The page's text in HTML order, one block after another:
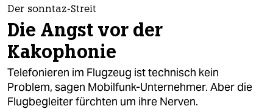
themen
politik
öko
gesellschaft
Der sonntaz-Streit
Die Angst vor der
Kakophonie
Telefonieren im Flugzeug ist technisch kein
Problem, sagen Mobilfunk-Unternehmer. Aber die
Flugbegleiter fürchten um ihre Nerven.